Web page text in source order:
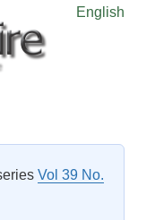
English
Vol 39 No.